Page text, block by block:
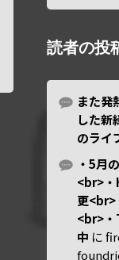
読者の投
また発
した新
のライ
・5月
<br>・
更<br>
<br>・
中 に